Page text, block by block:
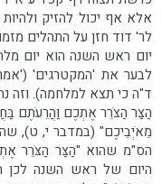
אלא אף יכול להזיק
לר' דוד חזן על התהלים
יום ראש השנה הוא יום
לבער את 'המקטרגים'
ד"ה כי תצא למלחמה). וזה
הַצַּר הַצֹּרֵר אֶתְכֶם וַהֲרֵעֹתֶם
מֵאֹיְבֵיכֶם" (במדבר י, ט),
הס"מ שהוא "הַצַּר הַצֹּרֵר
היום של ראש השנה לכן